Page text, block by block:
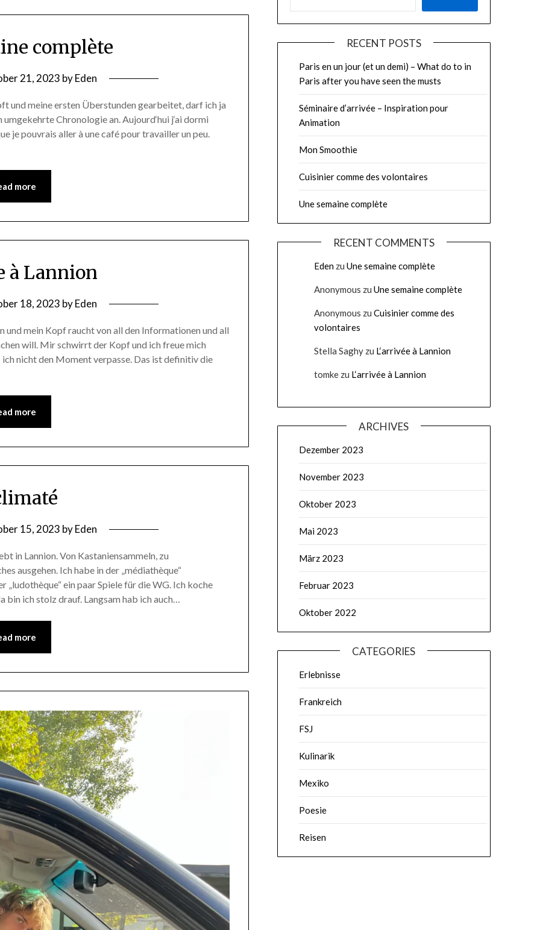
complète
21, 2023 byEden
und meine ersten Überstunden gearbeitet, darf ich ja
Chronologie an. Aujourd‘hui j‘ai dormi
je pouvrais aller à une café pour travailler un peu.
more
à Lannion
18, 2023 byEden
und mein Kopf raucht von all den Informationen und all
will. Mir schwirrt der Kopf und ich freue mich
ich nicht den Moment verpasse. Das ist definitiv die
more
15, 2023 byEden
in Lannion. Von Kastaniensammeln, zu
ausgehen. Ich habe in der „médiathèque“
ein paar Spiele für die WG. Ich koche
bin ich stolz drauf. Langsam hab ich auch…
more
RECENT POSTS
Paris en un jour (et un demi) – What do to in
Paris after you have seen the musts
Séminaire d’arrivée – Inspiration pour
Animation
Mon Smoothie
Cuisinier comme des volontaires
Une semaine complète
RECENT COMMENTS
Edenzu Une semaine complète
Anonymous zu Une semaine complète
Anonymous zu Cuisinier comme des
volontaires
Stella Saghyzu L‘arrivée à Lannion
tomkezu L‘arrivée à Lannion
ARCHIVES
Dezember 2023
November 2023
Oktober 2023
Mai 2023
März 2023
Februar 2023
Oktober 2022
CATEGORIES
Erlebnisse
Frankreich
FSJ
Kulinarik
Mexiko
Poesie
Reisen